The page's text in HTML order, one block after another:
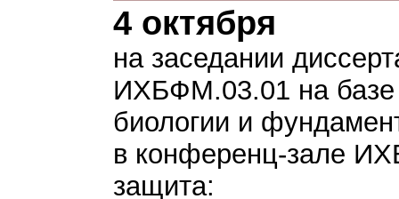
4 октября
на заседании
ИХБФМ.03.01 на базе
биологии и
в конференц-зале
защита: